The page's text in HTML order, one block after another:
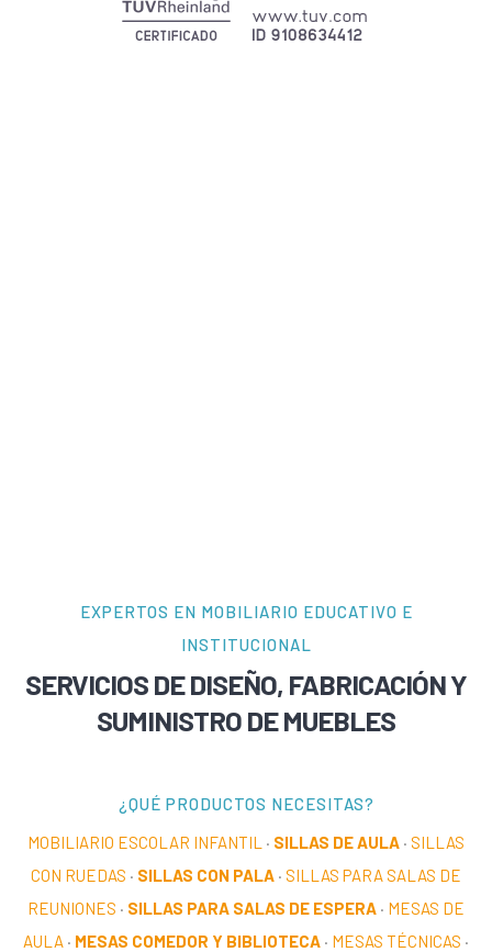
EXPERTOS EN MOBILIARIO EDUCATIVO E
INSTITUCIONAL
SERVICIOS DE DISEÑO, FABRICACIÓN Y
SUMINISTRO DE MUEBLES
¿QUÉ PRODUCTOS NECESITAS?
MOBILIARIO ESCOLAR INFANTIL · SILLAS DE AULA · SILLAS
CON RUEDAS · SILLAS CON PALA · SILLAS PARA SALAS DE
REUNIONES · SILLAS PARA SALAS DE ESPERA · MESAS DE
AULA · MESAS COMEDOR Y BIBLIOTECA · MESAS TÉCNICAS ·